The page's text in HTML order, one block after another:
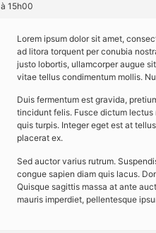
15h00
Lorem ipsum dolor sit amet,
ad litora torquent per conubia
justo lobortis, ullamcorper augue
vitae tellus condimentum mollis.
Duis fermentum est gravida,
tincidunt felis. Fusce dictum lectus
quis turpis. Integer eget est at
placerat ex.
Sed auctor varius rutrum.
congue sapien diam quis lacus.
Quisque sagittis massa at ante
mauris imperdiet, pellentesque